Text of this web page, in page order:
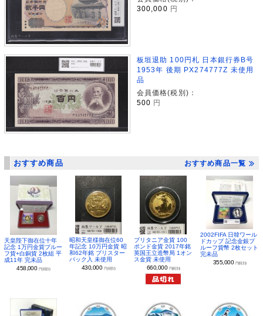
300,000 円
板垣退助 100円札 日本銀行券B号
1953年 後期 PX274777Z 未使用
品
会員価格(税別)：
500 円
おすすめ商品 おすすめ商品一覧
天皇陛下御在位十年
記念 1万円金貨プルー
フ貨+白銅貨 2枚組 平
成11年 完未品
458,000 円(税別)
昭和天皇様御在位60
年記念 10万円金貨 昭
和62年銘 ブリスター
パック入 未使用
430,000 円(税別)
ブリタニア金貨 100
ポンド金貨 2017年銘
英国王立造幣局 1オン
ス金貨 未使用
660,000 円(税別)
2002FIFA 日韓ワール
ドカップ 記念金銀プ
ルーフ貨幣 2枚セット
完未品
355,000 円(税別)